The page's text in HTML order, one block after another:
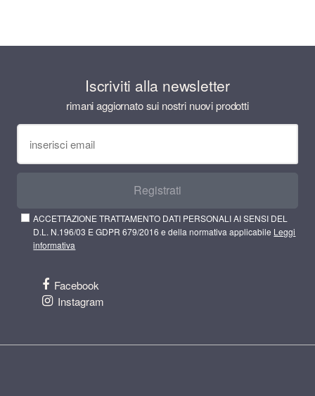
Iscriviti alla newsletter
rimani aggiornato sui nostri nuovi prodotti
Registrati
ACCETTAZIONE TRATTAMENTO DATI PERSONALI AI SENSI DEL
D.L. N.196/03 E GDPR 679/2016 e della normativa applicabile Leggi
informativa
Facebook
Instagram